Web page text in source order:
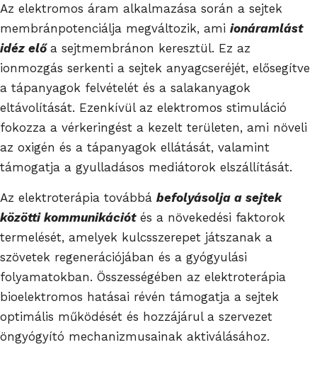
Az elektromos áram alkalmazása során a sejtek
membránpotenciálja megváltozik, ami ionáramlást
idéz elő a sejtmembránon keresztül. Ez az
ionmozgás serkenti a sejtek anyagcseréjét, elősegítve
a tápanyagok felvételét és a salakanyagok
eltávolítását. Ezenkívül az elektromos stimuláció
fokozza a vérkeringést a kezelt területen, ami növeli
az oxigén és a tápanyagok ellátását, valamint
támogatja a gyulladásos mediátorok elszállítását.
Az elektroterápia továbbá befolyásolja a sejtek
közötti kommunikációtés a növekedési faktorok
termelését, amelyek kulcsszerepet játszanak a
szövetek regenerációjában és a gyógyulási
folyamatokban. Összességében az elektroterápia
bioelektromos hatásai révén támogatja a sejtek
optimális működését és hozzájárul a szervezet
öngyógyító mechanizmusainak aktiválásához.